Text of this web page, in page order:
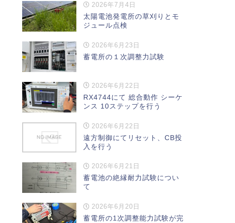
2026年7月4日
太陽電池発電所の草刈りとモ
ジュール点検
2026年6月23日
蓄電所の１次調整力試験
2026年6月22日
RX4744にて 総合動作 シーケ
ンス 10ステップを行う
2026年6月22日
遠方制御にてリセット、CB投
入を行う
2026年6月21日
蓄電池の絶縁耐力試験につい
て
2026年6月20日
蓄電所の1次調整能力試験が完